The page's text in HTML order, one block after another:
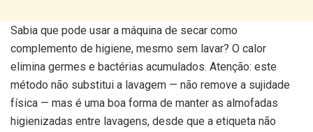
Sabia que pode usar a máquina de secar como
complemento de higiene, mesmo sem lavar? O calor
elimina germes e bactérias acumulados. Atenção: este
método não substitui a lavagem — não remove a sujidade
física — mas é uma boa forma de manter as almofadas
higienizadas entre lavagens, desde que a etiqueta não